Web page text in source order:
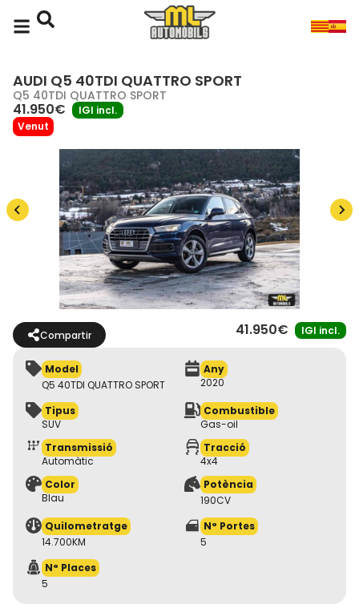
AUDI Q5 40TDI QUATTRO SPORT
Q5 40TDI QUATTRO SPORT
41.950€
IGI incl.
Venut
Compartir 41.950€ IGI incl.
Model
Q5 40TDI QUATTRO SPORT
Any
2020
Tipus
SUV
Combustible
Gas-oil
Transmissió
Automàtic
Tracció
4x4
Color
Blau
Potència
190CV
Quilometratge
14.700KM
N° Portes
5
N° Places
5